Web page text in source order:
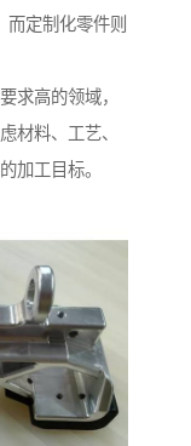
定制化零件则
求高的领域，
材料、工艺、
加工目标。